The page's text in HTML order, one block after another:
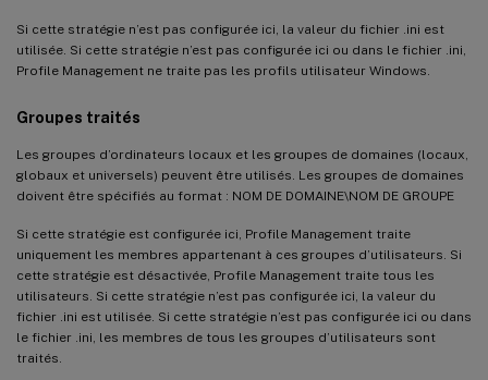
Si cette stratégie n’est pas configurée ici, la valeur du fichier .ini est
utilisée. Si cette stratégie n’est pas configurée ici ou dans le fichier .ini,
Profile Management ne traite pas les profils utilisateur Windows.
Groupes traités
Les groupes d’ordinateurs locaux et les groupes de domaines (locaux,
globaux et universels) peuvent être utilisés. Les groupes de domaines
doivent être spécifiés au format : NOM DE DOMAINE\NOM DE GROUPE
Si cette stratégie est configurée ici, Profile Management traite
uniquement les membres appartenant à ces groupes d’utilisateurs. Si
cette stratégie est désactivée, Profile Management traite tous les
utilisateurs. Si cette stratégie n’est pas configurée ici, la valeur du
fichier .ini est utilisée. Si cette stratégie n’est pas configurée ici ou dans
le fichier .ini, les membres de tous les groupes d’utilisateurs sont
traités.